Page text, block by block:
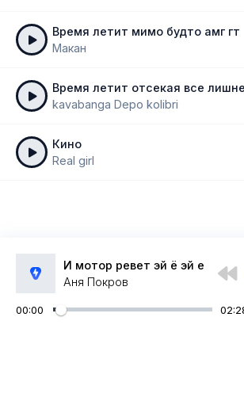
Время летит мимо будто амг гт
Макан
Время летит отсекая все
kavabanga Depo kolibri
Кино
Real girl
И мотор ревет эй ё эй е
Аня Покров
00:00